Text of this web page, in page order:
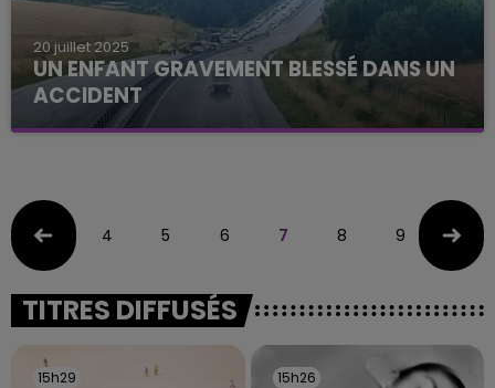
20 juillet 2025
UN ENFANT GRAVEMENT BLESSÉ DANS UN
ACCIDENT
4 5 6 7 8 9 10
TITRES DIFFUSÉS
15h29
15h29 15h26
15h26